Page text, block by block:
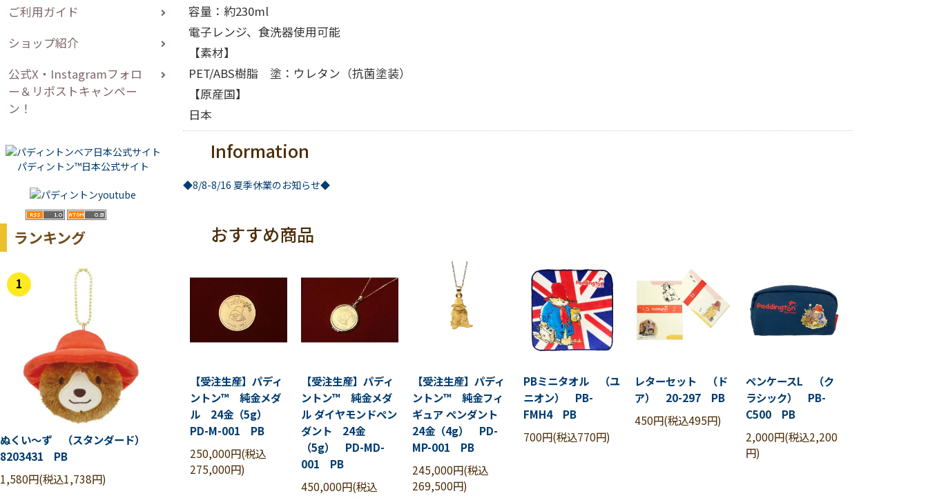
ご利用ガイド
ショップ紹介
公式X・Instagramフォロ
ー＆リポストキャンペー
ン！
パディントン™日本公式サイト
ランキング
1
ぬくい～ず （スタンダード）
8203431 PB
1,580円(税込1,738円)
容量：約230ml
電子レンジ、食洗器使用可能
【素材】
PET/ABS樹脂 塗：ウレタン（抗菌塗装）
【原産国】
日本
Information
◆8/8-8/16 夏季休業のお知らせ◆
おすすめ商品
【受注生産】パディ
ントン™ 純金メダ
ル 24金（5g）
PD-M-001 PB
250,000円(税込
275,000円)
【受注生産】パディ
ントン™ 純金メダ
ル ダイヤモンドペン
ダント 24金
（5g） PD-MD-
001 PB
450,000円(税込
【受注生産】パディ
ントン™ 純金フィ
ギュア ペンダント
24金（4g） PD-
MP-001 PB
245,000円(税込
269,500円)
PBミニタオル （ユ
ニオン） PB-
FMH4 PB
700円(税込770円)
レターセット （ド
ア） 20-297 PB
450円(税込495円)
ペンケースL （ク
ラシック） PB-
C500 PB
2,000円(税込2,200
円)